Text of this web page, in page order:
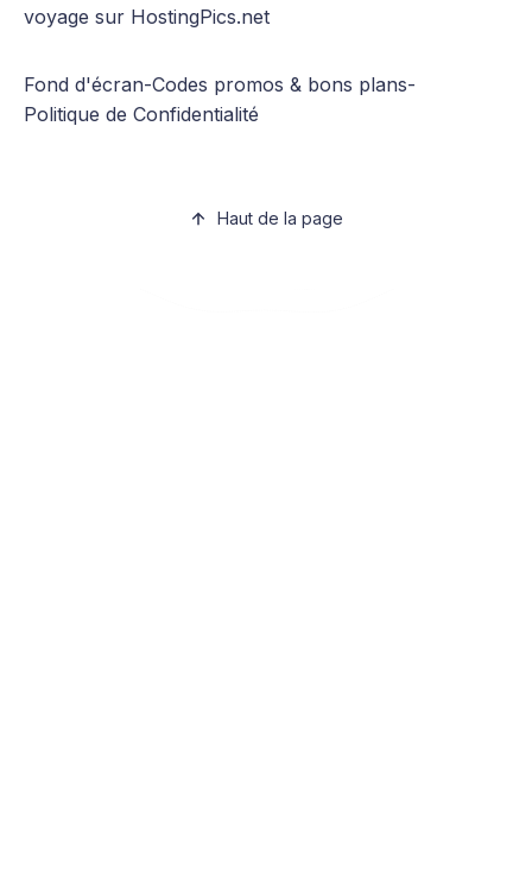
voyage sur HostingPics.net
Fond d'écran-Codes promos & bons plans-
Politique de Confidentialité
Haut de la page